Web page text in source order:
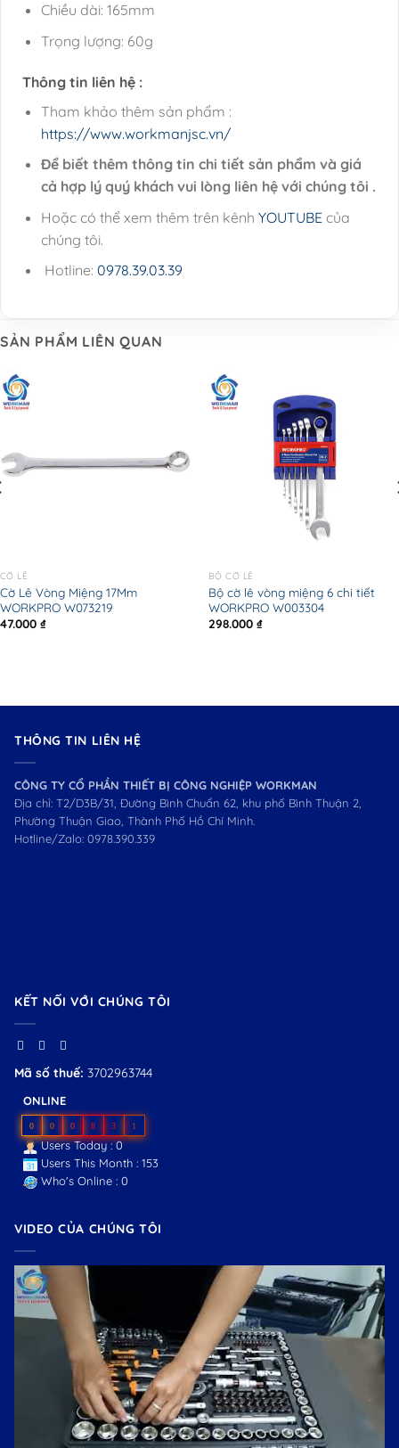
Chiều dài: 165mm
Trọng lượng: 60g
Thông tin liên hệ :
Tham khảo thêm sản phẩm :
https://www.workmanjsc.vn/
Để biết thêm thông tin chi tiết sản phẩm và giá
cả hợp lý quý khách vui lòng liên hệ với chúng tôi .
Hoặc có thể xem thêm trên kênh YOUTUBEcủa
chúng tôi.
Hotline: 0978.39.03.39
SẢN PHẨM LIÊN QUAN
CỜ LÊ
Cờ Lê Vòng Miệng 17Mm
WORKPRO W073219
47.000 ₫
BỘ CỜ LÊ
Bộ cờ lê vòng miệng 6 chi tiết
WORKPRO W003304
298.000 ₫
THÔNG TIN LIÊN HỆ
CÔNG TY CỔ PHẦN THIẾT BỊ CÔNG NGHIỆP WORKMAN
Địa chỉ: T2/D3B/31, Đường Bình Chuẩn 62, khu phố Bình Thuận 2,
Phường Thuận Giao, Thành Phố Hồ Chí Minh.
Hotline/Zalo: 0978.390.339
KẾT NỐI VỚI CHÚNG TÔI
Mã số thuế: 3702963744
ONLINE
0 0 0 8 3 1
Users Today : 0
Users This Month : 153
Who's Online : 0
VIDEO CỦA CHÚNG TÔI